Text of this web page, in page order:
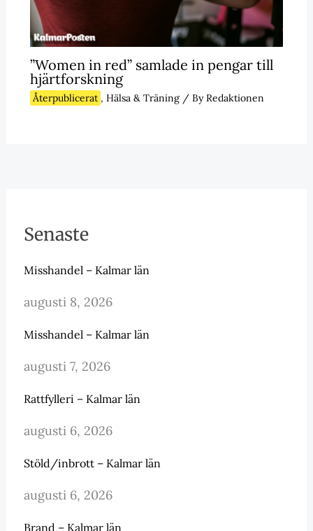
”Women in red” samlade in pengar till
hjärtforskning
Återpublicerat , Hälsa & Träning/ ByRedaktionen
Senaste
Misshandel – Kalmar län
augusti 8, 2026
Misshandel – Kalmar län
augusti 7, 2026
Rattfylleri – Kalmar län
augusti 6, 2026
Stöld/inbrott – Kalmar län
augusti 6, 2026
Brand – Kalmar län